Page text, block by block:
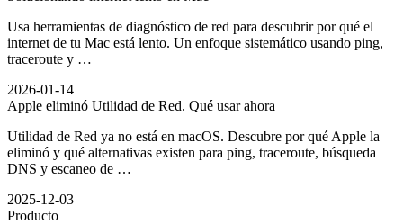
Usa herramientas de diagnóstico de red para descubrir por qué el
internet de tu Mac está lento. Un enfoque sistemático usando ping,
traceroute y …
2026-01-14
Apple eliminó Utilidad de Red. Qué usar ahora
Utilidad de Red ya no está en macOS. Descubre por qué Apple la
eliminó y qué alternativas existen para ping, traceroute, búsqueda
DNS y escaneo de …
2025-12-03
Producto